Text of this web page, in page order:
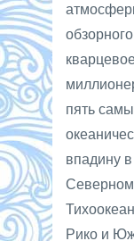
пять
впадину
Рико и